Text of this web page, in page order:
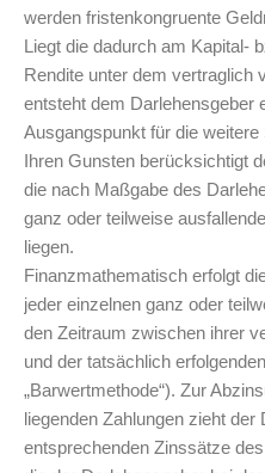
werden fristenkongruente
Liegt die dadurch am Kapital-
Rendite unter dem vertraglich
entsteht dem Darlehensgeber
Ausgangspunkt für die
Ihren Gunsten berücksichtigt
die nach Maßgabe des
ganz oder teilweise
liegen.
Finanzmathematisch erfolgt
jeder einzelnen ganz oder
den Zeitraum zwischen ihrer
und der tatsächlich
„Barwertmethode“). Zur
liegenden Zahlungen zieht der
entsprechenden Zinssätze